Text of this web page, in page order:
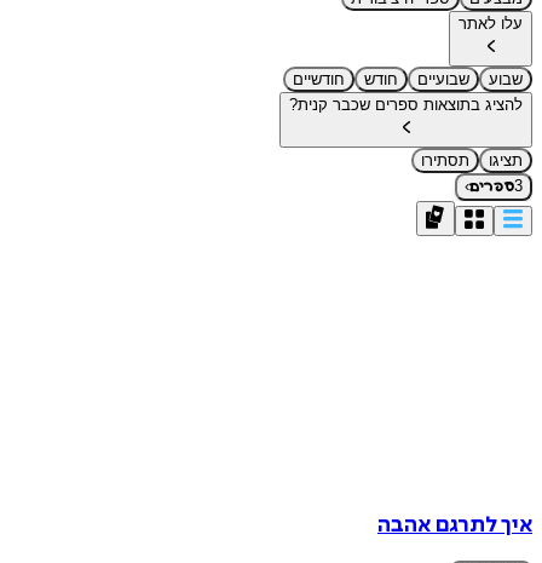
עלו לאתר
שבוע שבועיים חודש
חודשיים
להציג בתוצאות ספרים שכבר קנית?
תציגו
תסתירו
3ספרים›
איך לתרגם אהבה